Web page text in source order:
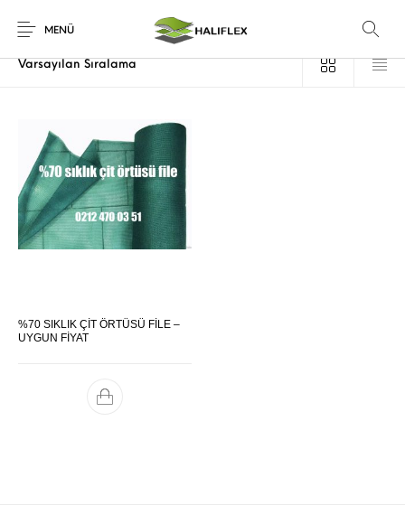
MENÜ
Ana Sayfa / Ürünler “çit örtüsü sinop” olarak etiketlendi
%70 SIKLIK ÇİT ÖRTÜSÜ FİLE –
UYGUN FİYAT